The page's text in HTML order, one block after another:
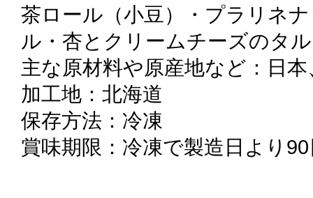
茶ロール（小豆）・プラリネ
ル・杏とクリームチーズのタ
主な原材料や原産地など：日本
加工地：北海道
保存方法：冷凍
賞味期限：冷凍で製造日より